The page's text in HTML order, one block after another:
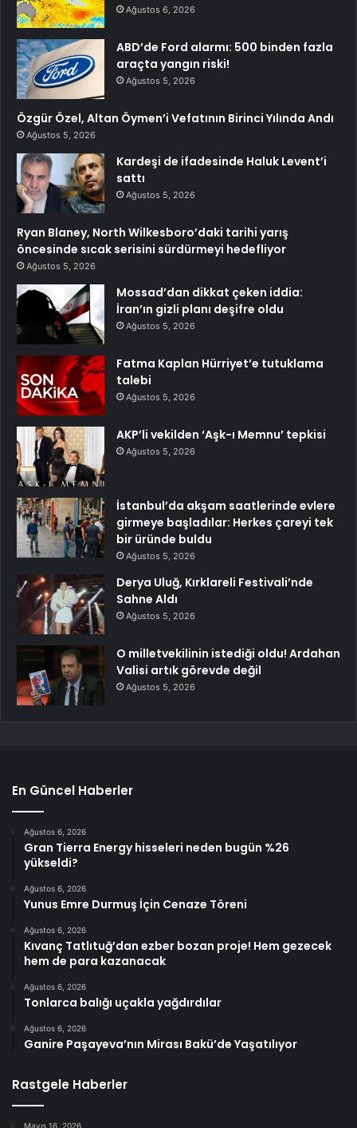
Ağustos 6, 2026
ABD’de Ford alarmı: 500 binden fazla
araçta yangın riski!
Ağustos 5, 2026
Özgür Özel, Altan Öymen’i Vefatının Birinci Yılında Andı
Ağustos 5, 2026
Kardeşi de ifadesinde Haluk Levent’i
sattı
Ağustos 5, 2026
Ryan Blaney, North Wilkesboro’daki tarihi yarış
öncesinde sıcak serisini sürdürmeyi hedefliyor
Ağustos 5, 2026
Mossad’dan dikkat çeken iddia:
İran’ın gizli planı deşifre oldu
Ağustos 5, 2026
Fatma Kaplan Hürriyet’e tutuklama
talebi
Ağustos 5, 2026
AKP’li vekilden ‘Aşk-ı Memnu’ tepkisi
Ağustos 5, 2026
İstanbul’da akşam saatlerinde evlere
girmeye başladılar: Herkes çareyi tek
bir üründe buldu
Ağustos 5, 2026
Derya Uluğ, Kırklareli Festivali’nde
Sahne Aldı
Ağustos 5, 2026
O milletvekilinin istediği oldu! Ardahan
Valisi artık görevde değil
Ağustos 5, 2026
En Güncel Haberler
Ağustos 6, 2026
Gran Tierra Energy hisseleri neden bugün %26
yükseldi?
Ağustos 6, 2026
Yunus Emre Durmuş İçin Cenaze Töreni
Ağustos 6, 2026
Kıvanç Tatlıtuğ’dan ezber bozan proje! Hem gezecek
hem de para kazanacak
Ağustos 6, 2026
Tonlarca balığı uçakla yağdırdılar
Ağustos 6, 2026
Ganire Paşayeva’nın Mirası Bakü’de Yaşatılıyor
Rastgele Haberler
Mayıs 16, 2026